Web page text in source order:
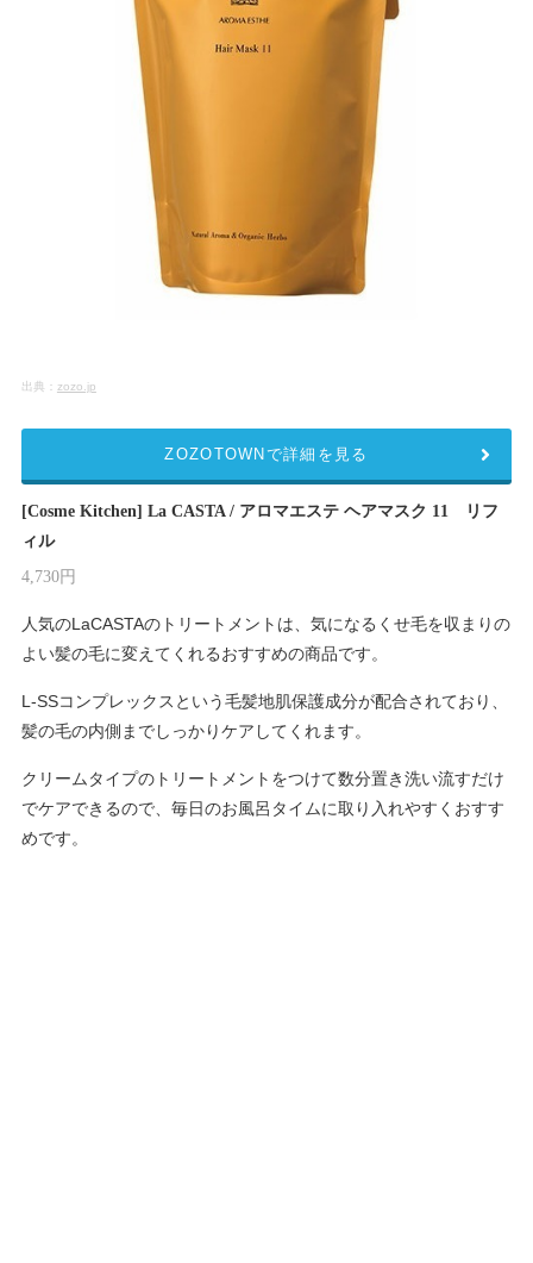
出典： zozo.jp
[Cosme Kitchen] La CASTA / アロマエステ ヘアマスク 11 リフ
ィル
4,730円
人気のLaCASTAのトリートメントは、気になるくせ毛を収まりの
よい髪の毛に変えてくれるおすすめの商品です。
L-SSコンプレックスという毛髪地肌保護成分が配合されており、
髪の毛の内側までしっかりケアしてくれます。
クリームタイプのトリートメントをつけて数分置き洗い流すだけ
でケアできるので、毎日のお風呂タイムに取り入れやすくおすす
めです。
ZOZOTOWNで詳細を見る